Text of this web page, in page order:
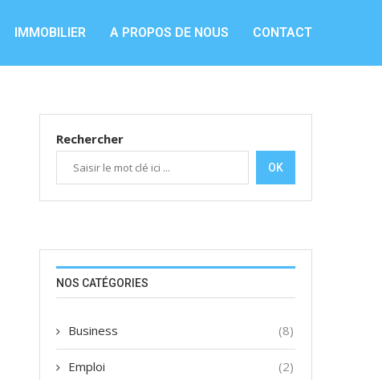
IMMOBILIER A PROPOS DE NOUS CONTACT
Rechercher
OK
NOS CATÉGORIES
Business (8)
Emploi (2)